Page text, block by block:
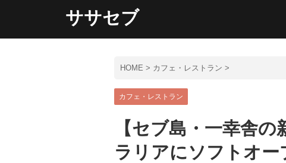
ササセブ
HOME > カフェ・レストラン >
カフェ・レストラン
【セブ島・一幸舎
ラリアにソフトオー